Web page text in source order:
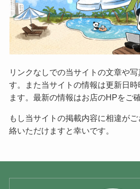
リンクなしでの当サイトの文章や
す。また当サイトの情報は更新日時
ます。最新の情報はお店のHPをご
もし当サイトの掲載内容に相違が
絡いただけますと幸いです。